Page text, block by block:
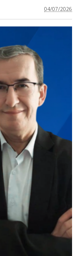
04/07/2026